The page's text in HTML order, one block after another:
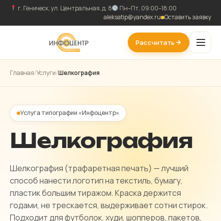
г. Геническ, ул. Центральная, д. 8
Пн–Пт, 09:00–18:00
aleksatip@yandex.ru Оставить заявку
Рассчитать
Главная/Услуги/Шелкография
Услуга типографии «Инфоцентр»
Шелкография
Шелкография (трафаретная печать) — лучший
способ нанести логотип на текстиль, бумагу,
пластик большим тиражом. Краска держится
годами, не трескается, выдерживает сотни стирок.
Подходит для футболок, худи, шопперов, пакетов,